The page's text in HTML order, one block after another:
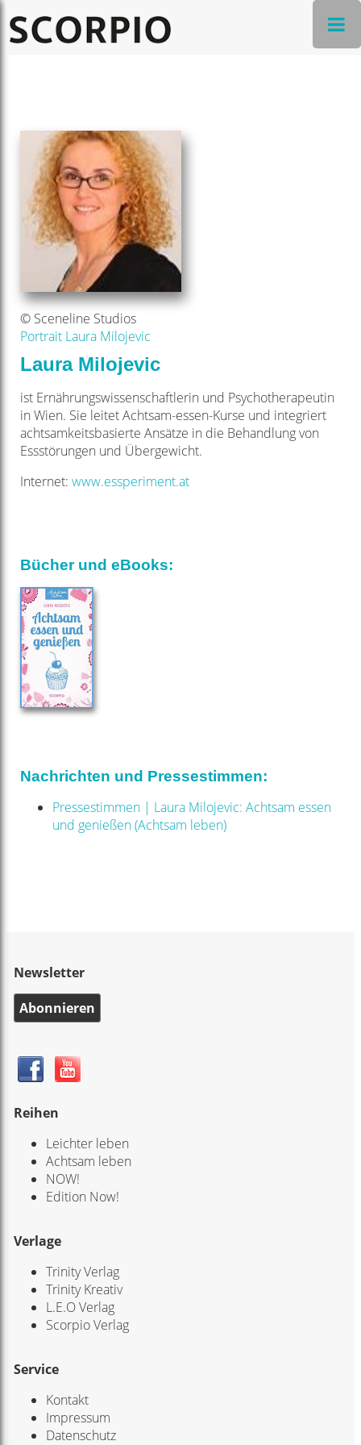
© Sceneline Studios
Portrait Laura Milojevic
Laura Milojevic
ist Ernährungswissenschaftlerin und Psychotherapeutin
in Wien. Sie leitet Achtsam-essen-Kurse und integriert
achtsamkeitsbasierte Ansätze in die Behandlung von
Essstörungen und Übergewicht.
Internet: www.essperiment.at
Bücher und eBooks:
Nachrichten und Pressestimmen:
Pressestimmen | Laura Milojevic: Achtsam essen
und genießen (Achtsam leben)
Newsletter
Abonnieren
Reihen
Leichter leben
Achtsam leben
NOW!
Edition Now!
Verlage
Trinity Verlag
Trinity Kreativ
L.E.O Verlag
Scorpio Verlag
Service
Kontakt
Impressum
Datenschutz